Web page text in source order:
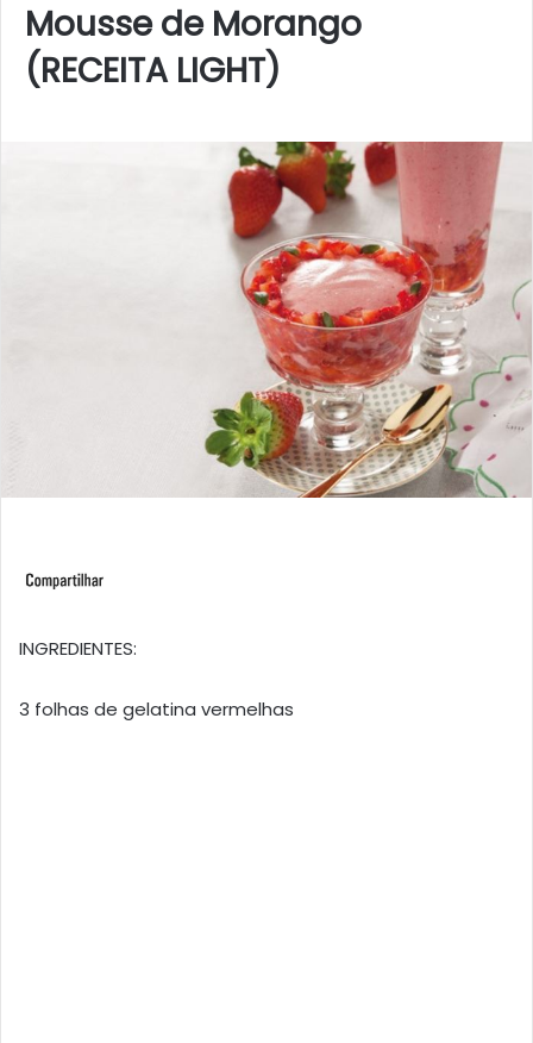
Mousse de Morango
(RECEITA LIGHT)
INGREDIENTES:
3 folhas de gelatina vermelhas